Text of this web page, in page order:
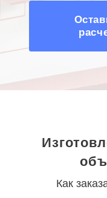
Как